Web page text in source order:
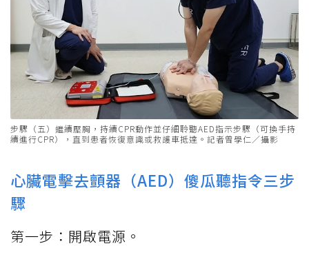
步驟（五）繼續壓胸，持續CPR動作並仔細聆聽AED指示步驟（可換手持
續進行CPR），直到患者恢復意識或救護車抵達。記者曾學仁／攝影
心臟電擊去顫器（AED）傻瓜聽指令三步
驟
第一步：開啟電源。